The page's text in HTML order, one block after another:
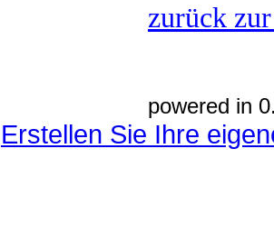
zurück
powered in
Erstellen Sie Ihre